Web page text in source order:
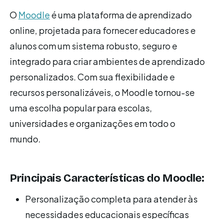
O Moodle é uma plataforma de aprendizado
online, projetada para fornecer educadores e
alunos com um sistema robusto, seguro e
integrado para criar ambientes de aprendizado
personalizados. Com sua flexibilidade e
recursos personalizáveis, o Moodle tornou-se
uma escolha popular para escolas,
universidades e organizações em todo o
mundo.
Principais Características do Moodle:
Personalização completa para atender às
necessidades educacionais específicas